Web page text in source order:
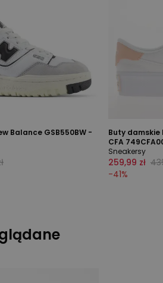
Balance GSB550BW -
Buty damskie
CFA
Sneakersy
259,99 zł
-41%